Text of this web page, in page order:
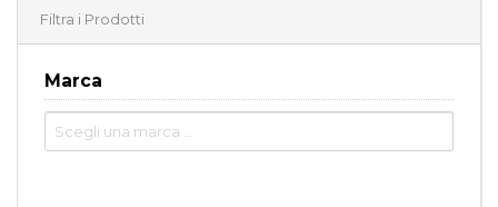
Filtra i Prodotti
Marca